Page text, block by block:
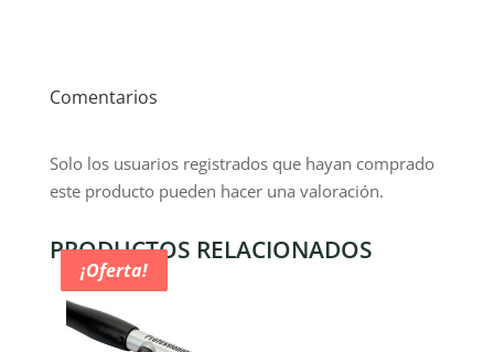
Comentarios
Solo los usuarios registrados que hayan comprado
este producto pueden hacer una valoración.
PRODUCTOS RELACIONADOS
¡Oferta!
¡Oferta!
¡Oferta!
¡Oferta!